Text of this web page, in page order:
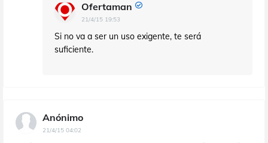
Ofertaman
21/4/15 19:53
Si no va a ser un uso exigente, te será
suficiente.
Anónimo
21/4/15 04:02